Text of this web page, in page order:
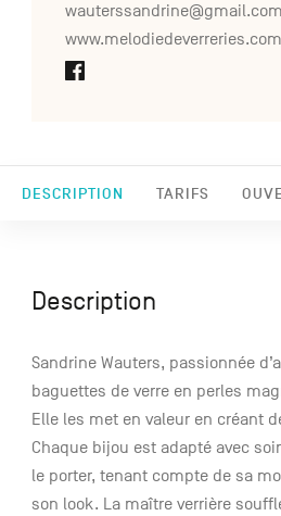
DESCRIPTION TARIFS
wauterssandrine@gmail.com
www.melodiedeverreries.com
Description
Sandrine Wauters, passionnée
baguettes de verre en perles
Elle les met en valeur en créant
Chaque bijou est adapté avec
le porter, tenant compte de sa
son look. La maître verrière